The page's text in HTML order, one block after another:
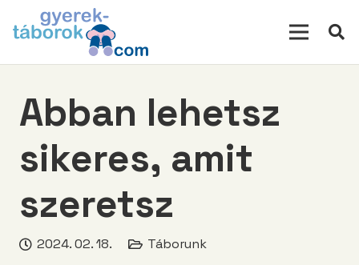
Abban lehetsz
sikeres, amit
szeretsz
2024. 02. 18. Táborunk